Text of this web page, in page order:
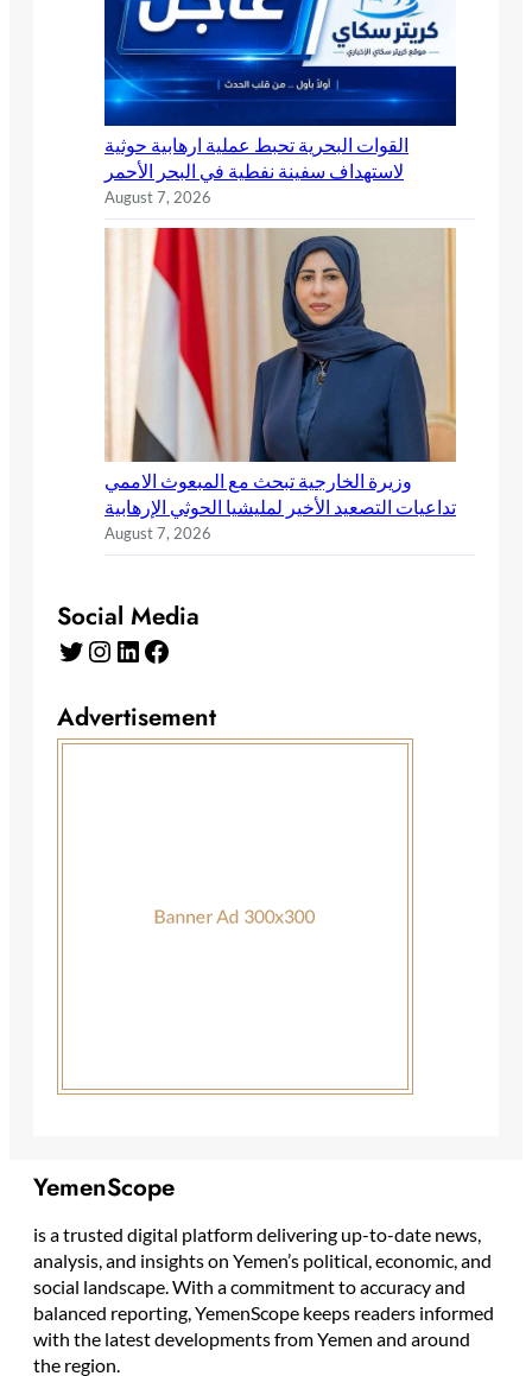
القوات البحرية تحبط عملية ارهابية حوثية
لاستهداف سفينة نفطية في البحر الأحمر
August 7, 2026
وزيرة الخارجية تبحث مع المبعوث الاممي
تداعيات التصعيد الأخير لمليشيا الحوثي الإرهابية
August 7, 2026
Social Media
Advertisement
YemenScope
is a trusted digital platform delivering up-to-date news,
analysis, and insights on Yemen’s political, economic, and
social landscape. With a commitment to accuracy and
balanced reporting, YemenScope keeps readers informed
with the latest developments from Yemen and around
the region.